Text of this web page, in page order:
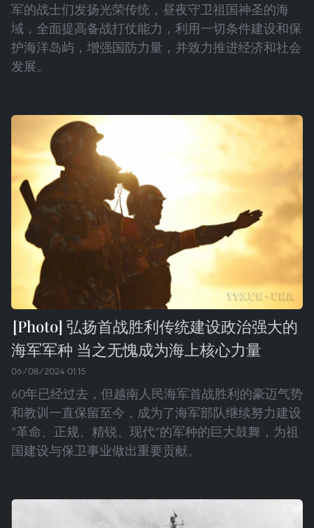
军的战士们发扬光荣传统，昼夜守卫祖国神圣的海
域，全面提高备战打仗能力，利用一切条件建设和保
护海洋岛屿，增强国防力量，并致力推进经济和社会
发展。
弘扬首战胜利传统建设政治强大的
海军军种 当之无愧成为海上核心力量
06/08/2024 01:15
60年已经过去，但越南人民海军首战胜利的豪迈气势
和教训一直保留至今，成为了海军部队继续努力建设
“革命、正规、精锐、现代”的军种的巨大鼓舞，为祖
国建设与保卫事业做出重要贡献。